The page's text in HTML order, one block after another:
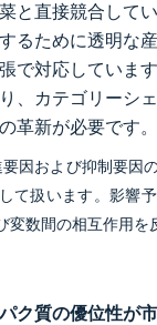
と直接競合して
るために透明な
で対応していま
、カテゴリーシ
革新が必要です。
因および抑制要因
て扱います。影響
変数間の相互作用を
ク質の優位性が